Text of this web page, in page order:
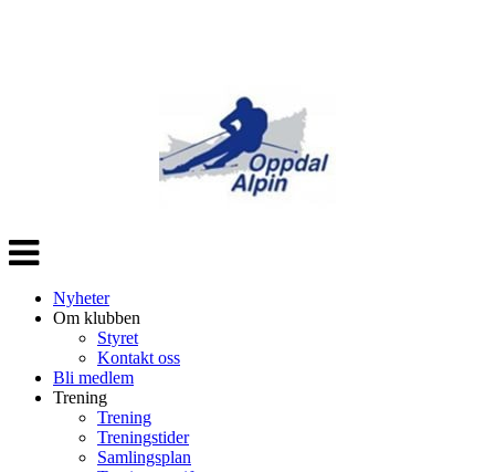
Veksle
navigasjon
Nyheter
Om klubben
Styret
Kontakt oss
Bli medlem
Trening
Trening
Treningstider
Samlingsplan